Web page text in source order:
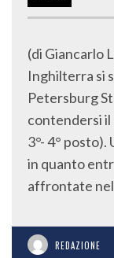
(di Giancarlo
Inghilterra si
Petersburg
contendersi il
3°- 4°
in quanto
affrontate
REDAZIONE